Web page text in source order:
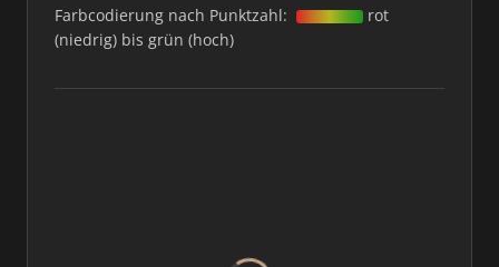
Farbcodierung nach Punktzahl:
rot
(niedrig) bis grün (hoch)